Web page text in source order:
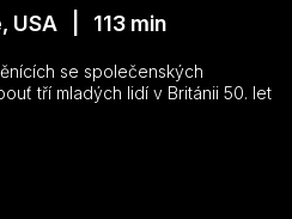
USA | 113 min
se společenských
tří mladých lidí v Británii 50. let